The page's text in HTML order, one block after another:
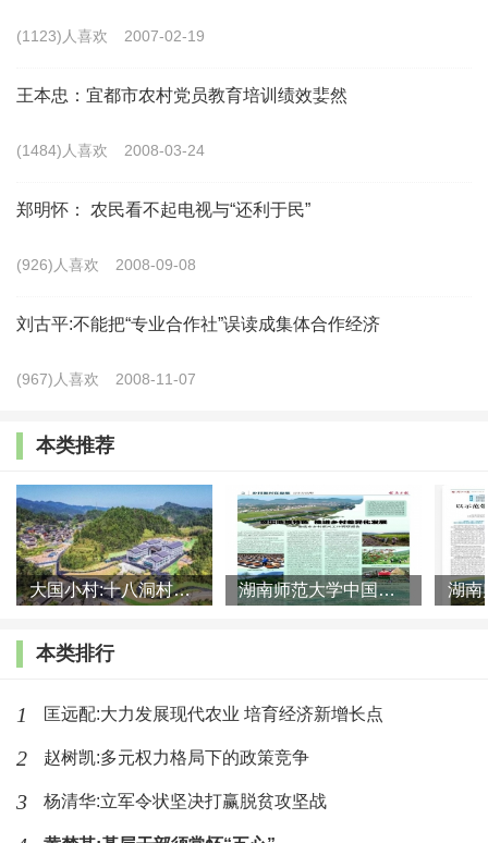
从马克思、恩格斯到列宁，从我国的社会主义建设
到改革开放时期，小农一直被视为保守落后、缺乏效率
农业集体化运动及改革开放后对规模化、现代化农业发
展模式的推崇，都殊途同归地致力于“去小农”。（1）直
到“小农户”，提出“实现小农户与现代农业发展有机衔
接”。2019年2月21日，中共中央办公厅、国务院办公厅
的意见》，小农户终于进入新时期中国农业发展战略的
见》并没有对“小农户”加以界定，只是作如下表述：“小
农户是家庭承包经营的基本单位”，“小农户是我国农业
生产的基本组织形式”，“小农户是乡村发展和治理的基
础”，突出小农户作为农业生产经营及社会构成的基本单
在我国现当代语境下，小农户往往与小农、小农经
济不加区分地混合使用。为了避免对小农的污名化殃及
小农户，叶敬忠辨析了“小农户”（small farmer）与“小
(1123)人喜欢 2007-02-19
王本忠：宜都市农村党员教育培训绩效婓然
(1484)人喜欢 2008-03-24
郑明怀： 农民看不起电视与“还利于民”
(926)人喜欢 2008-09-08
刘古平:不能把“专业合作社”误读成集体合作经济
(967)人喜欢 2008-11-07
本类推荐
大国小村:十八洞村的现代变迁是一道美丽的风景线 湖南师范大学中国乡村振兴研究院课题组:突出地域特色 推进乡村
本类排行
1 匡远配:大力发展现代农业 培育经济新增长点
2 赵树凯:多元权力格局下的政策竞争
3 杨清华:立军令状坚决打赢脱贫攻坚战